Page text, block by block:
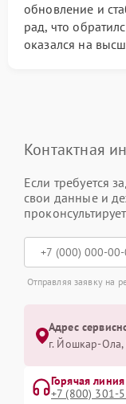
обновление и
рад, что
оказался на
Контактная
Если требуется
свои данные и
Отправляя заявку на
Адрес
г. Йошкар-
Горячая линия
+7 (800) 301-